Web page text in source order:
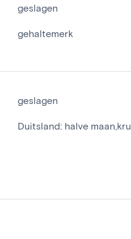
geslagen
gehaltemerk
geslagen
Duitsland: halve